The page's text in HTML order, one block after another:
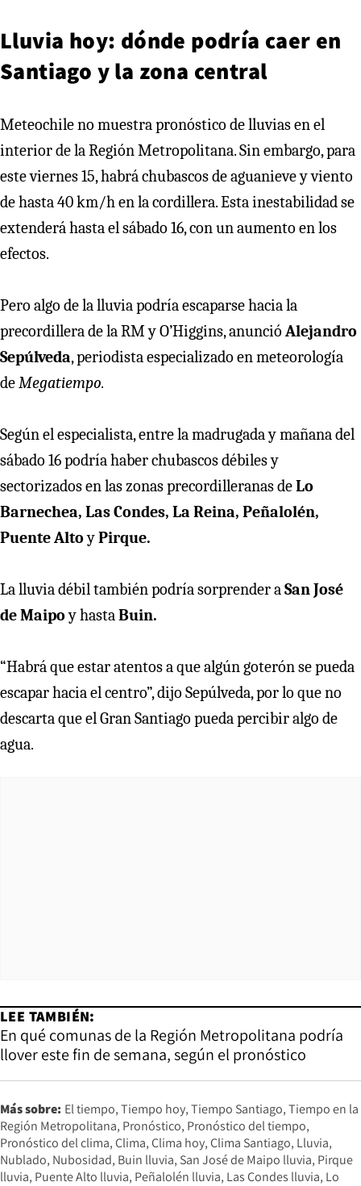
Lluvia hoy: dónde podría caer en
Santiago y la zona central
Meteochile no muestra pronóstico de lluvias en el
interior de la Región Metropolitana. Sin embargo, para
este viernes 15, habrá chubascos de aguanieve y viento
de hasta 40 km/h en la cordillera. Esta inestabilidad se
extenderá hasta el sábado 16, con un aumento en los
efectos.
Pero algo de la lluvia podría escaparse hacia la
precordillera de la RM y O’Higgins, anunció Alejandro
Sepúlveda, periodista especializado en meteorología
de Megatiempo.
Según el especialista, entre la madrugada y mañana del
sábado 16 podría haber chubascos débiles y
sectorizados en las zonas precordilleranas deLo
Barnechea, Las Condes, La Reina, Peñalolén,
Puente AltoyPirque.
La lluvia débil también podría sorprender a San José
de Maipoy hasta Buin.
“Habrá que estar atentos a que algún goterón se pueda
escapar hacia el centro”, dijo Sepúlveda, por lo que no
descarta que el Gran Santiago pueda percibir algo de
agua.
LEE TAMBIÉN:
En qué comunas de la Región Metropolitana podría
llover este fin de semana, según el pronóstico
Más sobre: El tiempo Tiempo hoy Tiempo Santiago Tiempo en la
Región Metropolitana Pronóstico Pronóstico del tiempo
Pronóstico del clima Clima Clima hoy Clima Santiago Lluvia
Nublado Nubosidad Buin lluvia San José de Maipo lluvia Pirque
lluvia Puente Alto lluvia Peñalolén lluvia Las Condes lluvia Lo